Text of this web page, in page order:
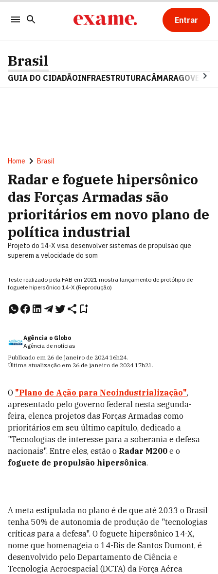
Entrar
Brasil
GUIA DO CIDADÃOINFRAESTRUTURACÂMARAGOVERNO
Home Brasil
Radar e foguete hipersônico
das Forças Armadas são
prioritários em novo plano de
política industrial
Projeto do 14-X visa desenvolver sistemas de propulsão que
superem a velocidade do som
Teste realizado pela FAB em 2021 mostra lançamento de protótipo de
foguete hipersônico 14-X (Reprodução)
Agência o Globo
Agência de notícias
Publicado em 26 de janeiro de 2024 16h24.
Última atualização em 26 de janeiro de 2024 17h21.
O "Plano de Ação para Neoindustrialização",
apresentado pelo governo federal nesta segunda-
feira, elenca projetos das Forças Armadas como
prioritários em seu último capítulo, dedicado a
"Tecnologias de interesse para a soberania e defesa
nacionais". Entre eles, estão o Radar M200 e o
foguete de propulsão hipersônica.
A meta estipulada no plano é de que até 2033 o Brasil
tenha 50% de autonomia de produção de "tecnologias
críticas para a defesa". O foguete hipersônico 14-X,
nome que homenageia o 14-Bis de Santos Dumont, é
desenvolvido pelo Departamento de Ciência e
Tecnologia Aeroespacial (DCTA) da Força Aérea